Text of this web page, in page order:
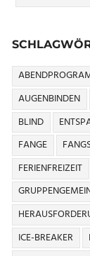
AUGENBINDEN
BLIND
FANGE
FERIENFREIZEIT
ICE-BREAKER